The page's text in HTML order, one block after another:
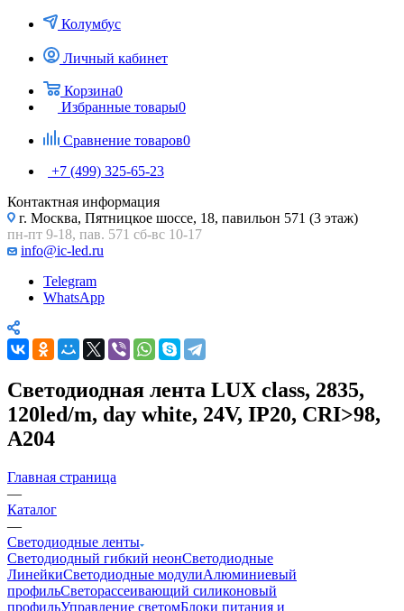
Колумбус
Личный кабинет
Корзина0
Избранные товары0
Сравнение товаров0
+7 (499) 325-65-23
Контактная информация
г. Москва, Пятницкое шоссе, 18, павильон 571 (3 этаж)
пн-пт 9-18, пав. 571 сб-вс 10-17
info@ic-led.ru
Telegram
WhatsApp
Светодиодная лента LUX class, 2835,
120led/m, day white, 24V, IP20, CRI>98,
A204
Главная страница
—
Каталог
—
Светодиодные ленты
Светодиодный гибкий неонСветодиодные
ЛинейкиСветодиодные модулиАлюминиевый
профильСветорассеивающий силиконовый
профильУправление светомБлоки питания и